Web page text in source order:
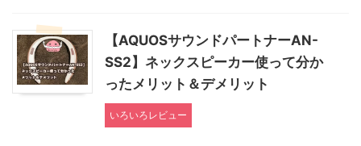
【AQUOSサウンドパートナーAN-
SS2】ネックスピーカー使って分か
ったメリット＆デメリット
いろいろレビュー